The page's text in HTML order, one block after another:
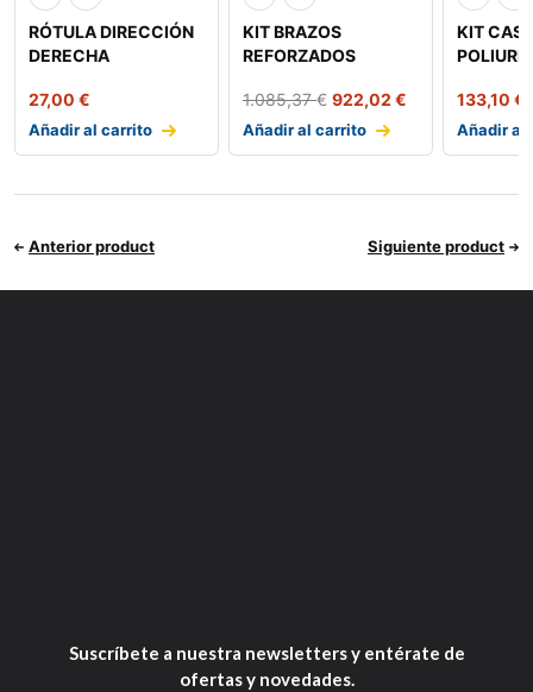
RÓTULA DIRECCIÓN
DERECHA
27,00 €
Añadir al carrito
KIT BRAZOS
REFORZADOS
IRONMAN
1.085,37€ 922,02 €
Añadir al carrito
KIT
133,10 €
Añadir al
Anterior product Siguiente product
Suscríbete a nuestra newsletters y entérate de
ofertas y novedades.